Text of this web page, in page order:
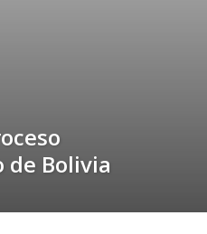
Bolivia